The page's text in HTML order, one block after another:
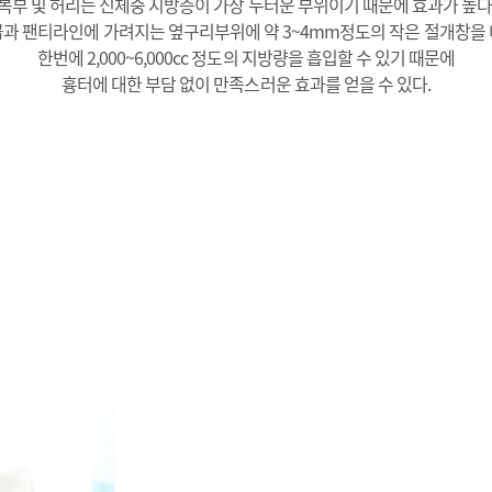
팬티라인에 가려지는 옆구리부위에 약 3~4mm정도의 작은 절개창을
한번에 2,000~6,000cc 정도의 지방량을 흡입할 수 있기 때문에
흉터에 대한 부담 없이 만족스러운 효과를 얻을 수 있다.